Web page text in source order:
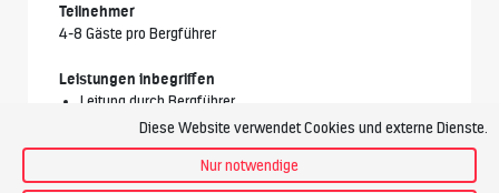
Teilnehmer
4-8 Gäste pro Bergführer
Leistungen inbegriffen
Leitung durch Bergführer
2 Nächte im DZ mit Dusche/WC
2x Halbpension
Diese Website verwendet Cookies und externe Dienste.
Nur notwendige